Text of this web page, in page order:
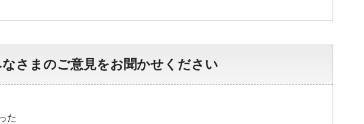
さまのご意見をお聞かせください
た